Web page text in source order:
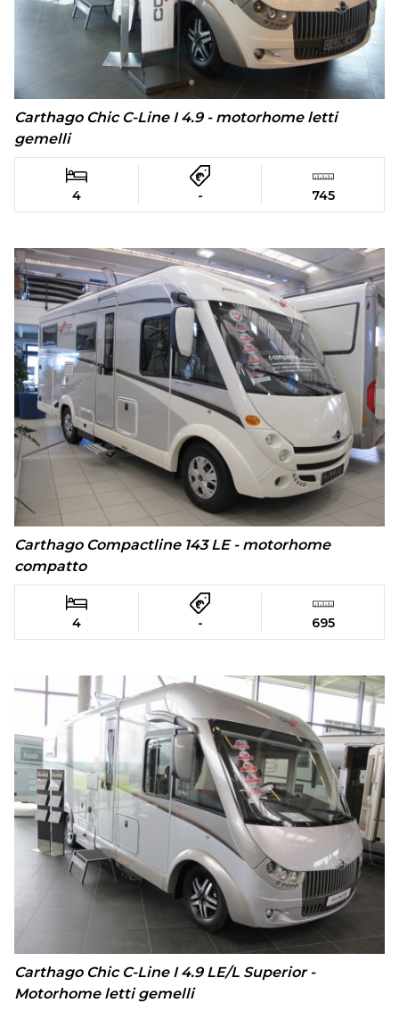
Carthago Chic C-Line I 4.9 - motorhome letti
gemelli
4 - 745
Carthago Compactline 143 LE - motorhome
compatto
4 - 695
Carthago Chic C-Line I 4.9 LE/L Superior -
Motorhome letti gemelli